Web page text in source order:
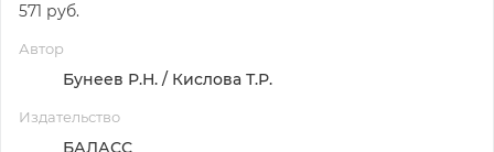
571 руб.
Автор
Бунеев Р.Н. / Кислова Т.Р.
Издательство